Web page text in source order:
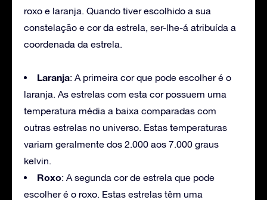
roxo e laranja. Quando tiver escolhido a sua
constelação e cor da estrela, ser-lhe-á atribuída a
coordenada da estrela.
Laranja: A primeira cor que pode escolher é o
laranja. As estrelas com esta cor possuem uma
temperatura média a baixa comparadas com
outras estrelas no universo. Estas temperaturas
variam geralmente dos 2.000 aos 7.000 graus
kelvin.
Roxo: A segunda cor de estrela que pode
escolher é o roxo. Estas estrelas têm uma